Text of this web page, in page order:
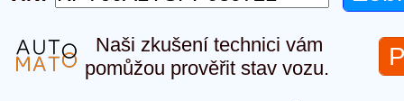
Naši zkušení technici vám
pomůžou prověřit stav vozu.